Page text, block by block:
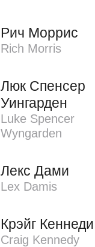
Рич Моррис
Rich Morris
Люк Спенсер
Уингарден
Luke Spencer
Wyngarden
Лекс Дами
Lex Damis
Крэйг Кеннеди
Craig Kennedy